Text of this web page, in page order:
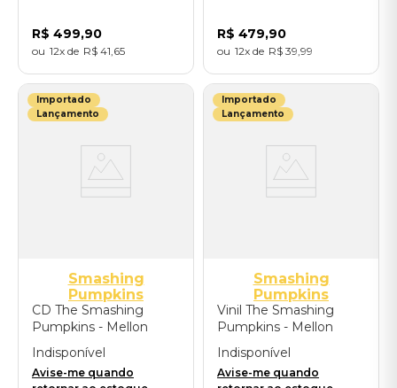
R$ 499,90
12 R$ 41 65
R$ 479,90
12 R$ 39 99
Importado
Lançamento
Smashing
Pumpkins
CD The Smashing
Pumpkins - Mellon
Collie and the Infinite
Sadness (4CD / 30th
Anniversary) -
Indisponível
Avise-me quando
Importado
Lançamento
Smashing
Pumpkins
Vinil The Smashing
Pumpkins - Mellon
Collie And The Infinite
Sadness (30th
Anniversary Edition /
Indisponível
Avise-me quando